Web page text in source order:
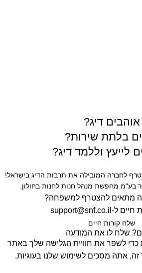
אוהבים דיג?
בלתת שירות?
לייעץ וללמד דיג?
לחברה המובילה את תרבות הדיג בישראל!
בע"מ מחפשת מנהל חנות לחנות בחולון.
מתאים להצטרף למשפחה?
חיים ל- support@snf.co.il
שלח קורות חיים​
שלח לו את המודעה
כדי לשפר את חוויית הגלישה שלך באתר
זה, אתה מסכים לשימוש שלנו בעוגיות.